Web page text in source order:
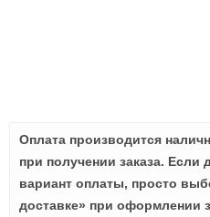
Оплата производится
при получении заказа.
вариант оплаты, просто
доставке» при оформлении